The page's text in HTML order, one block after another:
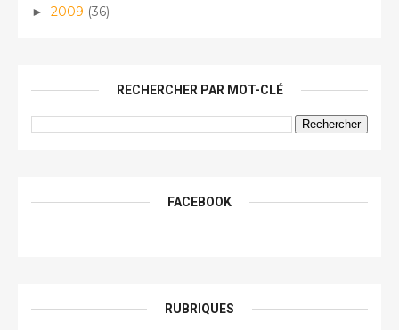
► 2009 (36)
RECHERCHER PAR MOT-CLÉ
FACEBOOK
RUBRIQUES